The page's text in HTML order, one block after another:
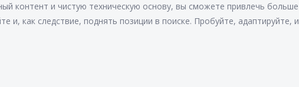
контент и чистую техническую основу, вы сможете привлечь больше
и, как следствие, поднять позиции в поиске. Пробуйте, адаптируйте, и